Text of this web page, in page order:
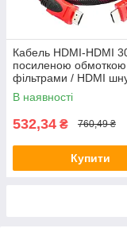
Кабель HDMI-HDMI
посиленою обмоткою
фільтрами / HDMI
HDMI провод від
до телевізора
В наявності
532,34 ₴ 760,49 ₴
Купити